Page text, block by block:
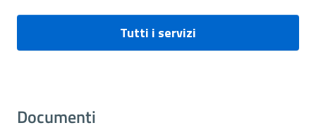
Tutti i servizi
Documenti